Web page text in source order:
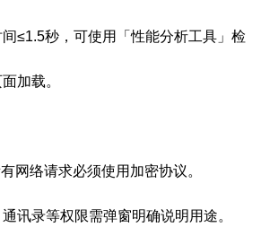
≤1.5秒，可使用「性能分析工具」检
加载。
网络请求必须使用加密协议。
讯录等权限需弹窗明确说明用途。